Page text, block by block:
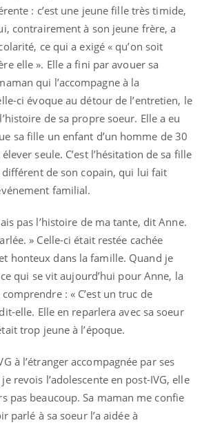
: c’est une jeune fille très timide,
contrairement à son jeune frère, a
ce qui a exigé « qu’on soit
elle ». Elle a fini par avouer sa
qui l’accompagne à la
ci évoque au détour de l’entretien, le
de sa propre soeur. Elle a eu
sa fille un enfant d’un homme de 30
seule. C’est l’hésitation de sa fille
de son copain, qui lui fait
familial.
pas l’histoire de ma tante, dit Anne.
» Celle-ci était restée cachée
honteux dans la famille. Quand je
qui se vit aujourd’hui pour Anne, la
: « C’est un truc de
elle. Elle en reparlera avec sa soeur
trop jeune à l’époque.
à l’étranger accompagnée par ses
revois l’adolescente en post-IVG, elle
pas beaucoup. Sa maman me confie
parlé à sa soeur l’a aidée à